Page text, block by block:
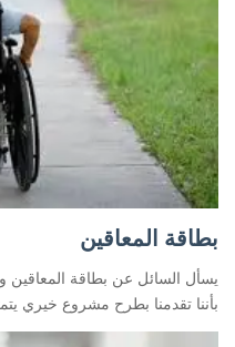
بطاقة المعاقين
يسأل السائل عن بطاقة
بأننا تقدمنا بطرح مشروع خيري